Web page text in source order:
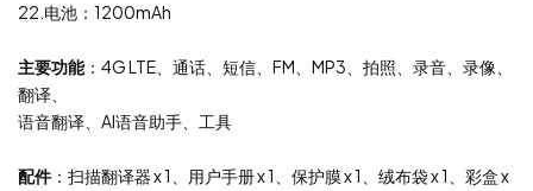
22.电池：1200mAh
主要功能：4G LTE、通话、短信、FM、MP3、拍照、录音、录像、
翻译、
语音翻译、AI语音助手、工具
配件 ：扫描翻译器 x 1、用户手册 x 1、保护膜 x 1、绒布袋 x 1、彩盒 x